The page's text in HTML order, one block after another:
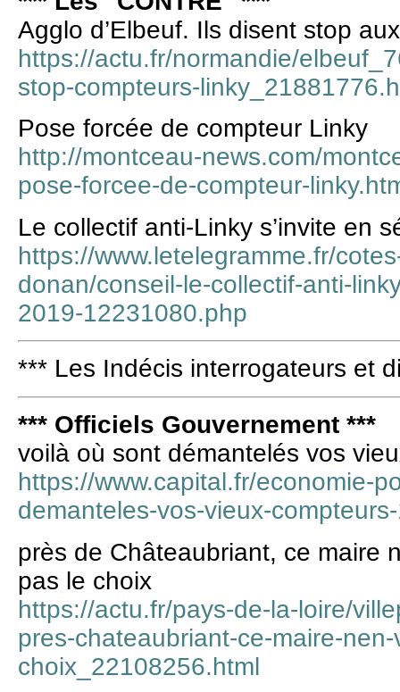
Agglo d’Elbeuf. Ils disent stop
https://actu.fr/normandie/
stop-compteurs-
Pose forcée de compteur Linky
http://montceau-news.com/
pose-forcee-de-compteur-
Le collectif anti-Linky s’invite en
https://www.letelegramme.fr/
donan/conseil-le-collectif-anti-
2019-12231080.php
*** Les Indécis interrogateurs et
*** Officiels Gouvernement ***
voilà où sont démantelés vos
https://www.capital.fr/economie-
demanteles-vos-vieux-
près de Châteaubriant, ce maire
pas le choix
https://actu.fr/pays-de-la-loire/
pres-chateaubriant-ce-maire-
choix_22108256.html